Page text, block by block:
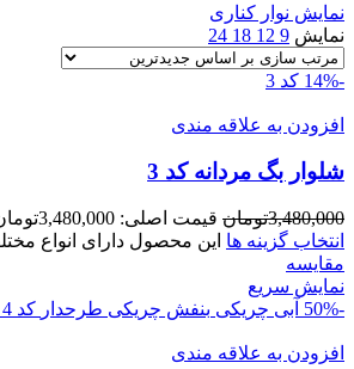
نمایش نوار کناری
نمایش 9
12
18
24
-14% کد 3
افزودن به علاقه مندی
شلوار بگ مردانه کد 3
3,480,000تومان قیمت اصلی: 3,480,000تومان بود.
انتخاب گزینه ها این محصول دارای انواع
مقايسه
نمایش سریع
-50%
آبی چریکی بنفش چریکی طرحدار کد 4
افزودن به علاقه مندی